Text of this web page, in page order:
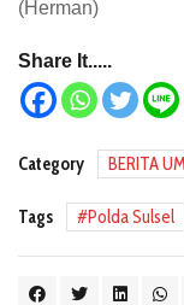
(Herman)
Share It.....
Category BERITA
Tags Polda Sulsel